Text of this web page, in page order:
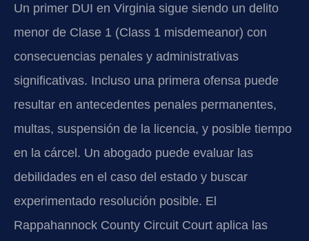
Un primer DUI en Virginia sigue siendo un delito
menor de Clase 1 (Class 1 misdemeanor) con
consecuencias penales y administrativas
significativas. Incluso una primera ofensa puede
resultar en antecedentes penales permanentes,
multas, suspensión de la licencia, y posible tiempo
en la cárcel. Un abogado puede evaluar las
debilidades en el caso del estado y buscar
experimentado resolución posible. El
Rappahannock County Circuit Court aplica las